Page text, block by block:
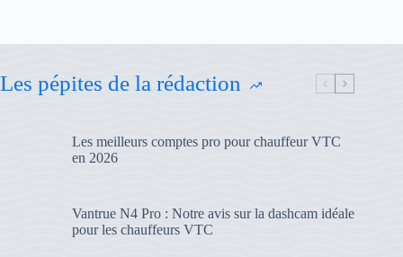
Les pépites de la rédaction
Les meilleurs comptes pro pour chauffeur VTC
en 2026
Vantrue N4 Pro : Notre avis sur la dashcam idéale
pour les chauffeurs VTC